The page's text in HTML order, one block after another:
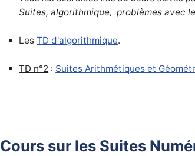
Suites, algorithmique, problèmes avec
LesTD d'algorithmique.
TD n°2 : Suites Arithmétiques et
Cours sur les Suites